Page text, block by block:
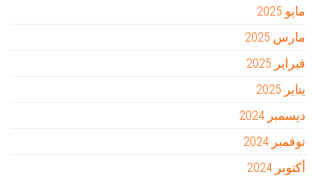
مايو 2025
مارس 2025
فبراير 2025
يناير 2025
ديسمبر 2024
نوفمبر 2024
أكتوبر 2024